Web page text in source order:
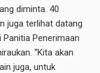
diminta. 40
juga terlihat datang
Penerimaan
“Kita akan
juga, untuk